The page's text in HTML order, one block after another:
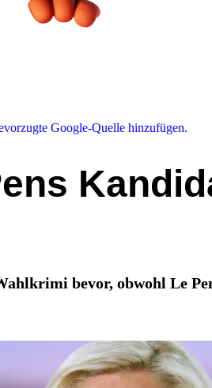
Google-Quelle hinzufügen.
bevor, obwohl Le